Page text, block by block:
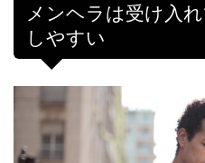
メンヘラは受け入
しやすい